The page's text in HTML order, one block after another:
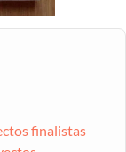
finalistas